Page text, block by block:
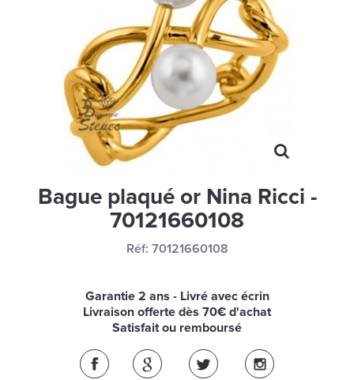
SWAROVSKI
BONNES AFFAIRES
CARTES CADEAUX
IDÉE CADEAUX
QUI SOMMES NOUS
Bague plaqué or Nina Ricci -
70121660108
Réf: 70121660108
Garantie 2 ans - Livré avec écrin
Livraison offerte dès 70€ d'achat
Satisfait ou remboursé